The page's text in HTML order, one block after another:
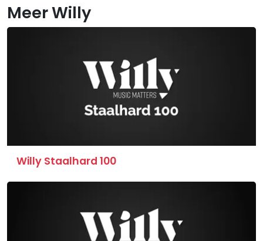
Meer Willy
Willy Staalhard 100